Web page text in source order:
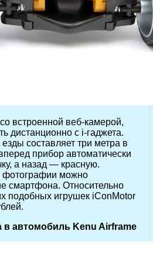
встроенной веб-камерой,
дистанционно с i-гаджета.
составляет три метра в
прибор автоматически
а назад — красную.
фотографии можно
смартфона. Относительно
подобных игрушек iConMotor
в автомобиль Kenu Airframe